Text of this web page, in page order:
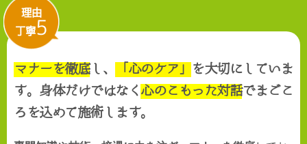
理由
丁寧 5
マナーを徹底し、 「心のケア」 を大切にしていま
す。身体だけではなく心のこもった対話でまごこ
ろを込めて施術します。